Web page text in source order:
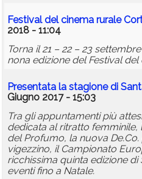
Festival del cinema rurale
2018 - 11:04
Torna il 21 – 22 – 23
nona edizione del Festival
Presentata la stagione di
Giugno 2017 - 15:03
Tra gli appuntamenti più
dedicata al ritratto femminile,
del Profumo, la nuova
vigezzino, il Campionato
ricchissima quinta edizione di
eventi fino a Natale.